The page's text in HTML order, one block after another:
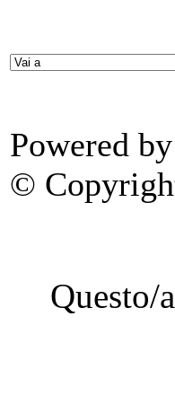
Powered by
©
Questo/